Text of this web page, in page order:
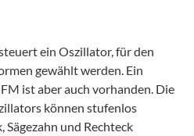
ein Oszillator, für den
gewählt werden. Ein
ist aber auch vorhanden. Die
können stufenlos
Sägezahn und Rechteck